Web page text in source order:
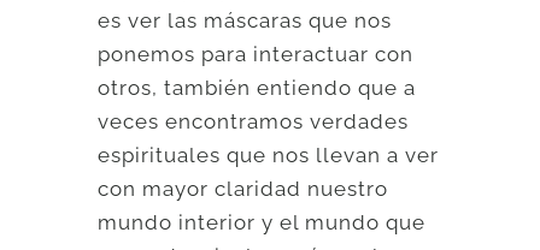
es ver las máscaras que nos
ponemos para interactuar con
otros, también entiendo que a
veces encontramos verdades
espirituales que nos llevan a ver
con mayor claridad nuestro
mundo interior y el mundo que